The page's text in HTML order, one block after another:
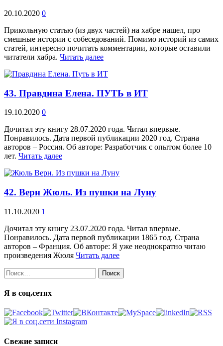
20.10.2020 0
Прикольную статью (из двух частей) на хабре нашел, про
смешные истории с собеседований. Помимо историй из самих
статей, интересно почитать комментарии, которые оставили
читатели хабра. Читать далее
43. Правдина Елена. ПУТЬ в ИТ
19.10.2020 0
Дочитал эту книгу 28.07.2020 года. Читал впервые.
Понравилось. Дата первой публикации 2020 год. Страна
авторов – Россия. Об авторе: Разработчик с опытом более 10
лет. Читать далее
42. Верн Жюль. Из пушки на Луну
11.10.2020 1
Дочитал эту книгу 23.07.2020 года. Читал впервые.
Понравилось. Дата первой публикации 1865 год. Страна
авторов – Франция. Об авторе: Я уже неоднократно читаю
произведения Жюля Читать далее
Найти:
Я в соц.сетях
Свежие записи